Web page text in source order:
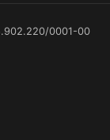
0001-00